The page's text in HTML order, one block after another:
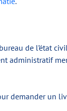
de l’état
administratif
demander